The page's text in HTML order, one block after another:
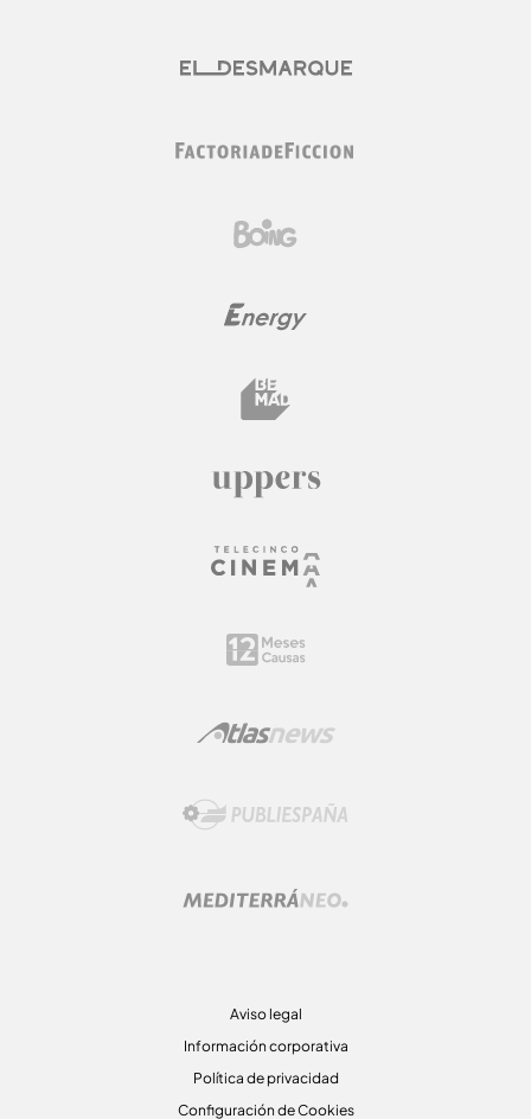
Aviso legal
Información corporativa
Política de privacidad
Configuración de Cookies